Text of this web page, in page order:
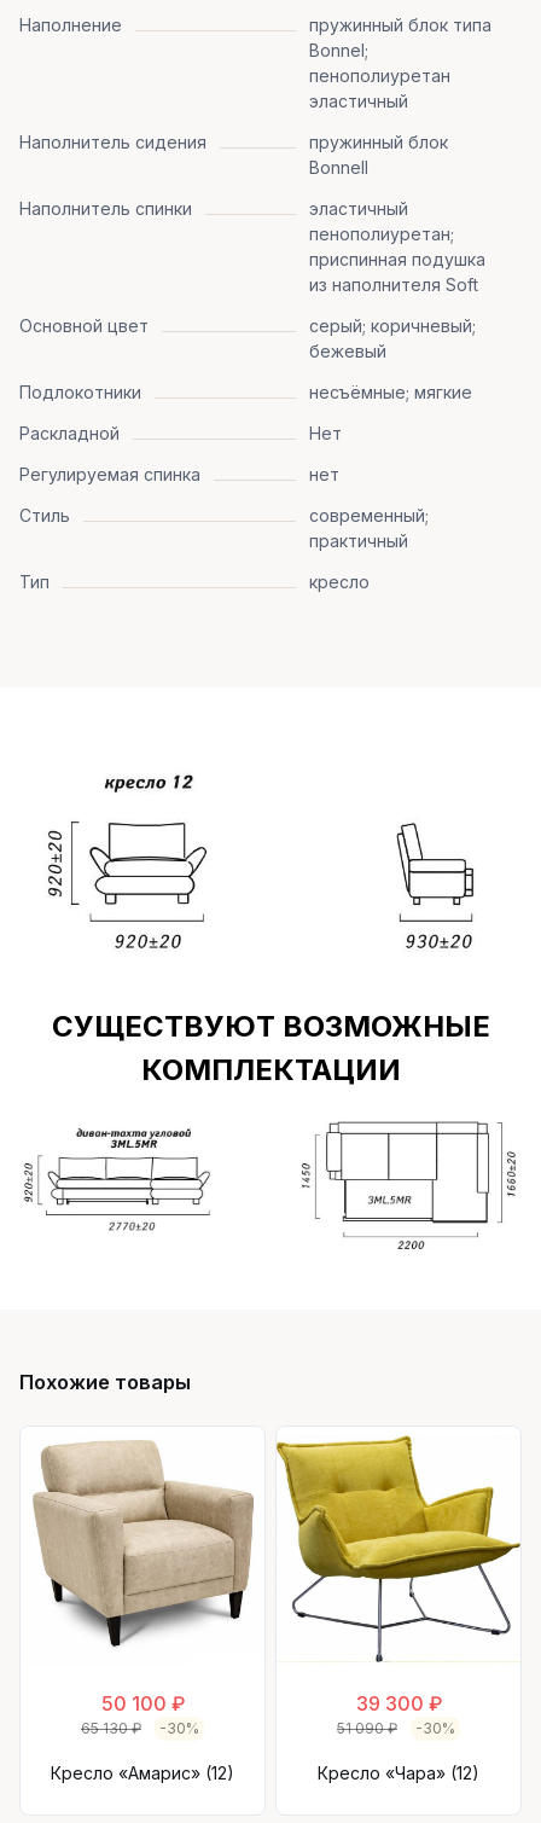
Наполнение
пружинный блок типа
Bonnel;
пенополиуретан
эластичный
Наполнитель сидения
пружинный блок
Bonnell
Наполнитель спинки
эластичный
пенополиуретан;
приспинная подушка
из наполнителя Soft
Основной цвет
серый; коричневый;
бежевый
Подлокотники
несъёмные; мягкие
Раскладной
Нет
Регулируемая спинка
нет
Стиль
современный;
практичный
Тип
кресло
СУЩЕСТВУЮТ ВОЗМОЖНЫЕ
КОМПЛЕКТАЦИИ
Похожие товары
50 100 ₽
65 130 ₽ -30%
Кресло «Амарис» (12)
39 300 ₽
51 090 ₽ -30%
Кресло «Чара» (12)